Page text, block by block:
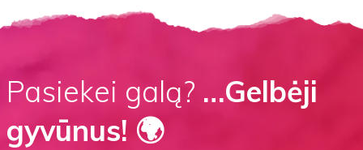
Pasiekei galą? …Gelbėji
gyvūnus! 🌍